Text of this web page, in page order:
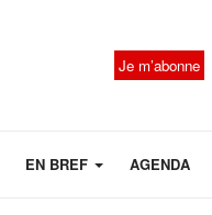
Je m’abonne
EN BREF AGENDA